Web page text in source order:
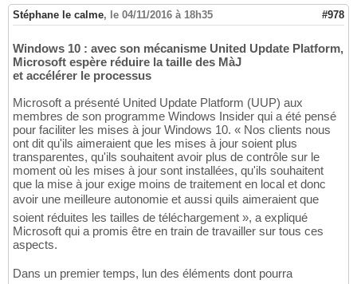
Stéphane le calme, le 04/11/2016 à 18h35 #978
Windows 10 : avec son mécanisme United Update Platform,
Microsoft espère réduire la taille des MàJ
et accélérer le processus
Microsoft a présenté United Update Platform (UUP) aux
membres de son programme Windows Insider qui a été pensé
pour faciliter les mises à jour Windows 10. « Nos clients nous
ont dit qu'ils aimeraient que les mises à jour soient plus
transparentes, qu'ils souhaitent avoir plus de contrôle sur le
moment où les mises à jour sont installées, qu'ils souhaitent
que la mise à jour exige moins de traitement en local et donc
avoir une meilleure autonomie et aussi quils aimeraient que
soient réduites les tailles de téléchargement », a expliqué
Microsoft qui a promis être en train de travailler sur tous ces
aspects.
Dans un premier temps, lun des éléments dont pourra